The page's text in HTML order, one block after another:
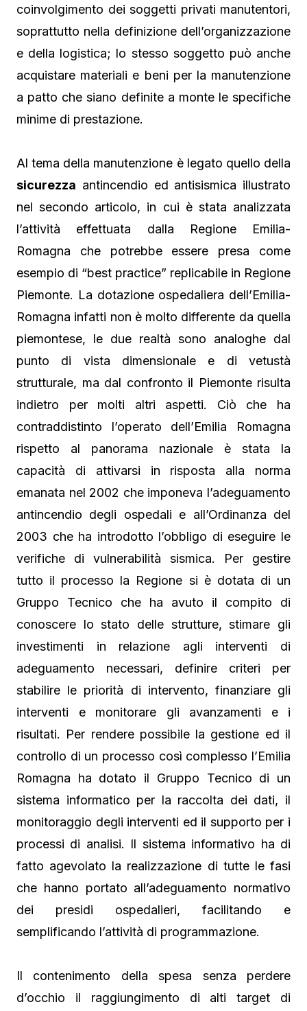
coinvolgimento dei soggetti privati manutentori,
soprattutto nella definizione dell’organizzazione
e della logistica; lo stesso soggetto può anche
acquistare materiali e beni per la manutenzione
a patto che siano definite a monte le specifiche
minime di prestazione.
Al tema della manutenzione è legato quello della
sicurezza antincendio ed antisismica illustrato
nel secondo articolo, in cui è stata analizzata
l’attività effettuata dalla Regione Emilia-
Romagna che potrebbe essere presa come
esempio di “best practice” replicabile in Regione
Piemonte. La dotazione ospedaliera dell’Emilia-
Romagna infatti non è molto differente da quella
piemontese, le due realtà sono analoghe dal
punto di vista dimensionale e di vetustà
strutturale, ma dal confronto il Piemonte risulta
indietro per molti altri aspetti. Ciò che ha
contraddistinto l’operato dell’Emilia Romagna
rispetto al panorama nazionale è stata la
capacità di attivarsi in risposta alla norma
emanata nel 2002 che imponeva l’adeguamento
antincendio degli ospedali e all’Ordinanza del
2003 che ha introdotto l’obbligo di eseguire le
verifiche di vulnerabilità sismica. Per gestire
tutto il processo la Regione si è dotata di un
Gruppo Tecnico che ha avuto il compito di
conoscere lo stato delle strutture, stimare gli
investimenti in relazione agli interventi di
adeguamento necessari, definire criteri per
stabilire le priorità di intervento, finanziare gli
interventi e monitorare gli avanzamenti e i
risultati. Per rendere possibile la gestione ed il
controllo di un processo così complesso l’Emilia
Romagna ha dotato il Gruppo Tecnico di un
sistema informatico per la raccolta dei dati, il
monitoraggio degli interventi ed il supporto per i
processi di analisi. Il sistema informativo ha di
fatto agevolato la realizzazione di tutte le fasi
che hanno portato all’adeguamento normativo
dei presidi ospedalieri, facilitando e
semplificando l’attività di programmazione.
Il contenimento della spesa senza perdere
d’occhio il raggiungimento di alti target di